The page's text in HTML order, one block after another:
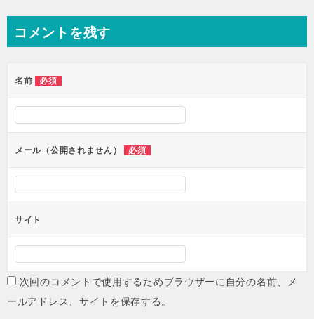
ナ
ビ
ー
コメントを残す
名前 必須
メール（公開されません） 必須
サイト
次回のコメントで使用するためブラウザーに自分の名前、メ
ールアドレス、サイトを保存する。